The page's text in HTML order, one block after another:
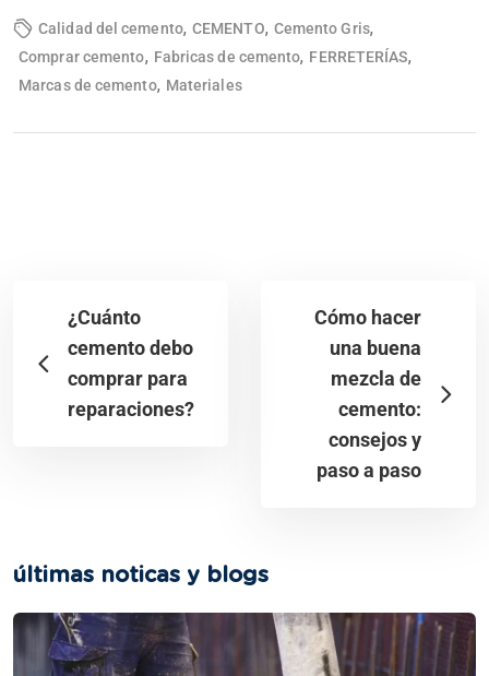
Calidad del cemento, CEMENTO, Cemento Gris,
Comprar cemento, Fabricas de cemento, FERRETERÍAS,
Marcas de cemento, Materiales
¿Cuánto
cemento debo
comprar para
reparaciones?
Cómo hacer
una buena
mezcla de
cemento:
consejos y
paso a paso
últimas noticas y blogs